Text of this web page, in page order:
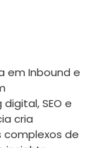
em Inbound e
SEO e
cria
de